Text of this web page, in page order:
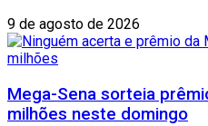
9 de agosto de 2026
Mega-Sena sorteia
milhões neste domingo